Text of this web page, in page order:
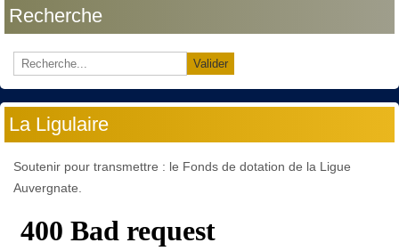
Recherche
Valider
La Ligulaire
Soutenir pour transmettre : le Fonds de dotation de la Ligue
Auvergnate.